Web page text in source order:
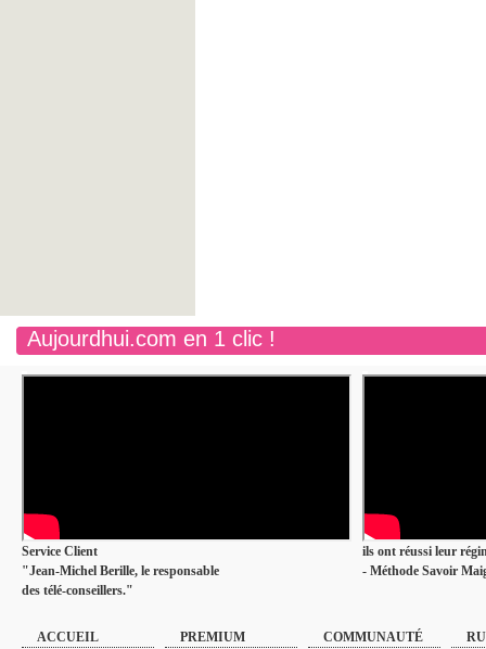
Aujourdhui.com en 1 clic !
Service Client
"Jean-Michel Berille, le responsable
des télé-conseillers."
ils ont réussi leur
- Méthode Savoir
ACCUEIL PREMIUM COMMUNAUTÉ